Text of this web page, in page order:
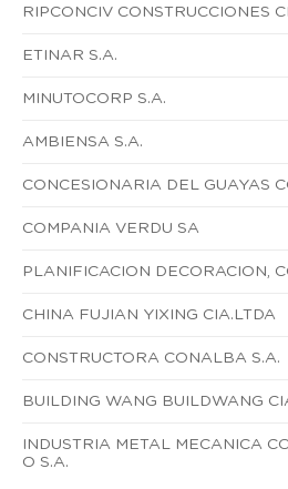
RIPCONCIV CONSTRUCCIONES
ETINAR S.A.
MINUTOCORP S.A.
AMBIENSA S.A.
CONCESIONARIA DEL GUAYAS
COMPANIA VERDU SA
PLANIFICACION DECORACION,
CHINA FUJIAN YIXING CIA.LTDA
CONSTRUCTORA CONALBA S.A.
BUILDING WANG BUILDWANG
INDUSTRIA METAL MECANICA
O S.A.